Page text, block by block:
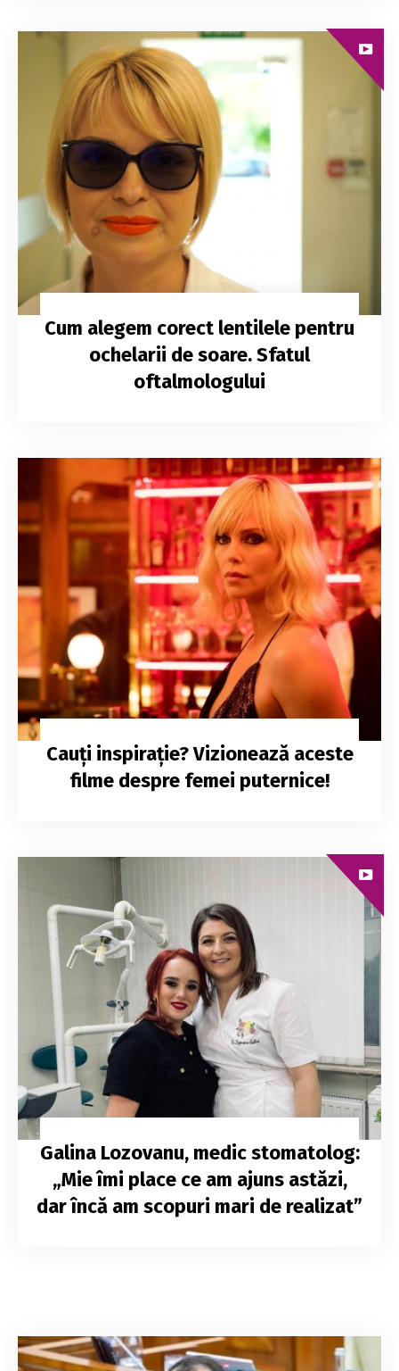
Cum alegem corect lentilele pentru
ochelarii de soare. Sfatul
oftalmologului
Cauți inspirație? Vizionează aceste
filme despre femei puternice!
Galina Lozovanu, medic stomatolog:
„Mie îmi place ce am ajuns astăzi,
dar încă am scopuri mari de realizat”